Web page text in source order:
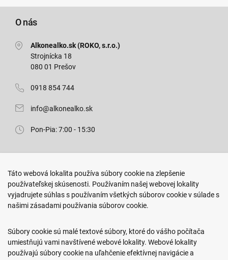
O nás
Alkonealko.sk (ROKO, s.r.o.)
Strojnícka 18
080 01 Prešov
0918 854 744
info@alkonealko.sk
Pon-Pia: 7:00 - 15:30
Arm. gen. Svobodu 23/A
080 01 Prešov
0917 466 578
sekcovpredajna@doroka.sk
Pon-Ned: 9:00 - 20:00
Táto webová lokalita používa súbory cookie na zlepšenie
používateľskej skúsenosti. Používaním našej webovej lokality
vyjadrujete súhlas s používaním všetkých súborov cookie v súlade s
našimi zásadami používania súborov cookie.
Súbory cookie sú malé textové súbory, ktoré do vášho počítača
umiestňujú vami navštívené webové lokality. Webové lokality
používajú súbory cookie na uľahčenie efektívnej navigácie a